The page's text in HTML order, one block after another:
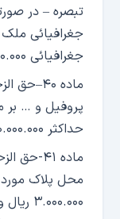
تبصره – در
جغرافیائی
جغرافیائی ۵۰۰.۰۰۰ ریال اضافه می‌شود.
ماده
حداکثر ۱۰۰.۰۰۰.۰۰۰ ریال است.
ماده ۴۱-